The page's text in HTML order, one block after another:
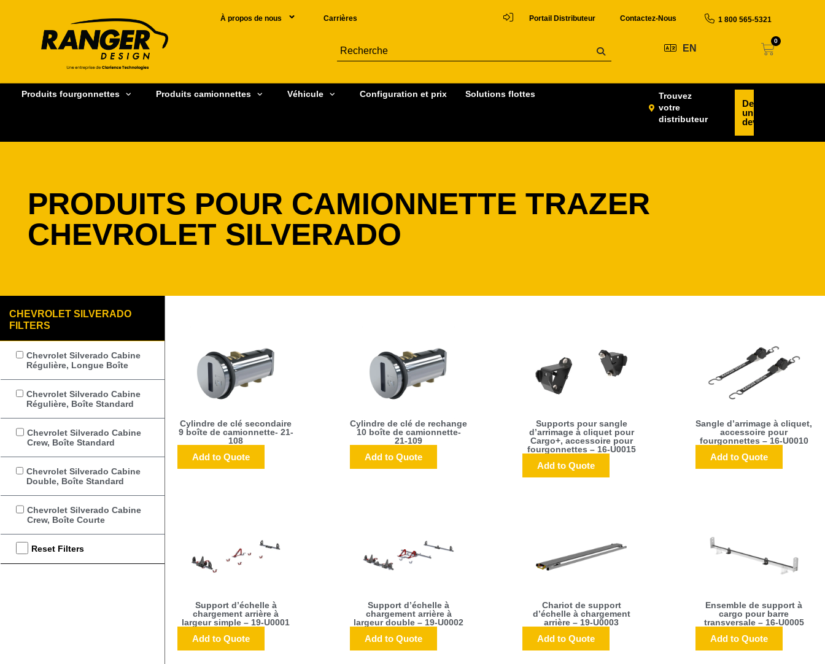
À propos de nous Carrières Portail Distributeur Contactez-Nous 1 800 565-5321
EN
0
Produits fourgonnettes Produits camionnettes Véhicule Configuration et prix Solutions flottes
Trouvez
votre
distributeur
Demander
un
devis
PRODUITS POUR CAMIONNETTE TRAZER
CHEVROLET SILVERADO
CHEVROLET SILVERADO
FILTERS
Chevrolet Silverado Cabine
Régulière, Longue Boîte
Chevrolet Silverado Cabine
Régulière, Boîte Standard
Chevrolet Silverado Cabine
Crew, Boîte Standard
Chevrolet Silverado Cabine
Double, Boîte Standard
Chevrolet Silverado Cabine
Crew, Boîte Courte
Reset Filters
Cylindre de clé secondaire
9 boîte de camionnette- 21-
108
Add to Quote
Cylindre de clé de rechange
10 boîte de camionnette-
21-109
Add to Quote
Supports pour sangle
d’arrimage à cliquet pour
Cargo+, accessoire pour
fourgonnettes – 16-U0015
Add to Quote
Sangle d’arrimage à cliquet,
accessoire pour
fourgonnettes – 16-U0010
Add to Quote
Support d’échelle à
chargement arrière à
largeur simple – 19-U0001
Add to Quote
Support d’échelle à
chargement arrière à
largeur double – 19-U0002
Add to Quote
Chariot de support
d’échelle à chargement
arrière – 19-U0003
Add to Quote
Ensemble de support à
cargo pour barre
transversale – 16-U0005
Add to Quote